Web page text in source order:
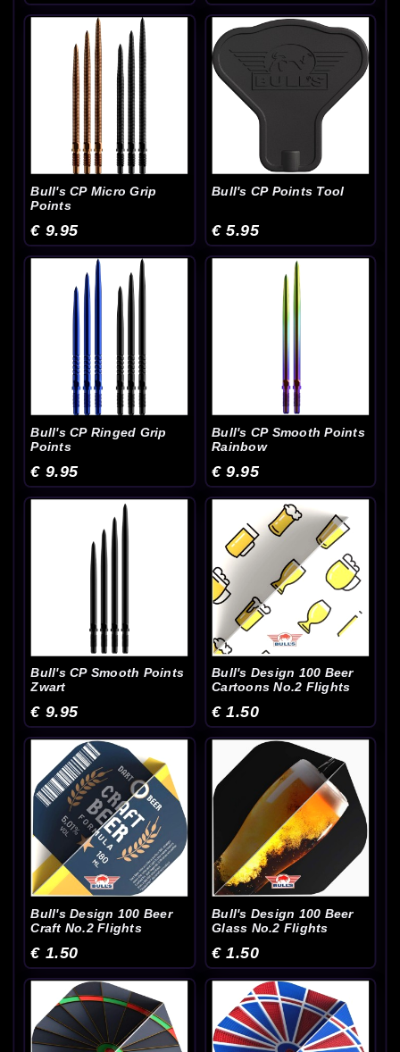
Bull's CP Micro Grip
Points
€ 9.95
Bull's CP Points Tool
€ 5.95
Bull's CP Ringed Grip
Points
€ 9.95
Bull's CP Smooth Points
Rainbow
€ 9.95
Bull's CP Smooth Points
Zwart
€ 9.95
Bull's Design 100 Beer
Cartoons No.2 Flights
€ 1.50
Bull's Design 100 Beer
Craft No.2 Flights
€ 1.50
Bull's Design 100 Beer
Glass No.2 Flights
€ 1.50